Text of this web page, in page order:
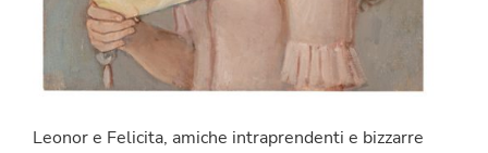
Leonor e Felicita, amiche intraprendenti e bizzarre